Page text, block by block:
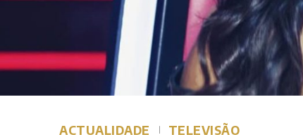
ACTUALIDADE TELEVISÃO